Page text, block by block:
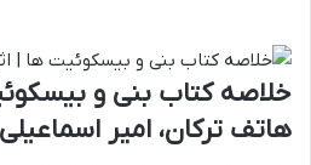
خلاصه کتاب بنی و
هاتف ترکان، امیر